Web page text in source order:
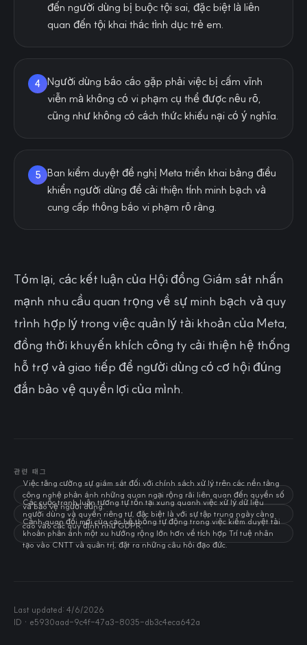
đến người dùng bị buộc tội sai, đặc biệt là liên
quan đến tội khai thác tình dục trẻ em.
4 Người dùng báo cáo gặp phải việc bị cấm vĩnh
viễn mà không có vi phạm cụ thể được nêu rõ,
cũng như không có cách thức khiếu nại có ý nghĩa.
5 Ban kiểm duyệt đề nghị Meta triển khai bảng điều
khiển người dùng để cải thiện tính minh bạch và
cung cấp thông báo vi phạm rõ ràng.
Tóm lại, các kết luận của Hội đồng Giám sát nhấn
mạnh nhu cầu quan trọng về sự minh bạch và quy
trình hợp lý trong việc quản lý tài khoản của Meta,
đồng thời khuyến khích công ty cải thiện hệ thống
hỗ trợ và giao tiếp để người dùng có cơ hội đúng
đắn bảo vệ quyền lợi của mình.
관련 태그
Việc tăng cường sự giám sát đối với chính sách xử lý trên các nền tảng
công nghệ phản ánh những quan ngại rộng rãi liên quan đến quyền số
và bảo vệ người dùng.
Các cuộc tranh luận tương tự tồn tại xung quanh việc xử lý dữ liệu
người dùng và quyền riêng tư, đặc biệt là với sự tập trung ngày càng
cao vào các quy định như GDPR.
Cảnh quan đổi mới của các hệ thống tự động trong việc kiểm duyệt tài
khoản phản ánh một xu hướng rộng lớn hơn về tích hợp Trí tuệ nhân
tạo vào CNTT và quản trị, đặt ra những câu hỏi đạo đức.
Last updated: 4/6/2026
ID · e5930aad-9c4f-47a3-8035-db3c4eca642a